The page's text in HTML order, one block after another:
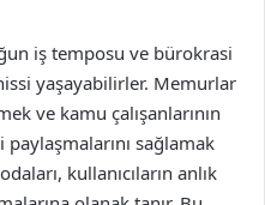
iş temposu ve bürokrasi
yaşayabilirler. Memurlar
ve kamu çalışanlarının
sağlamak
kullanıcıların anlık